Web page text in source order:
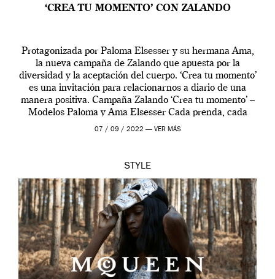
‘CREA TU MOMENTO’ CON ZALANDO
Protagonizada por Paloma Elsesser y su hermana Ama,
la nueva campaña de Zalando que apuesta por la
diversidad y la aceptación del cuerpo. ‘Crea tu momento’
es una invitación para relacionarnos a diario de una
manera positiva. Campaña Zalando ‘Crea tu momento’ –
Modelos Paloma y Ama Elsesser Cada prenda, cada
outfit, cada momento, caracteriza […]
07 / 09 / 2022 — VER MÁS
STYLE